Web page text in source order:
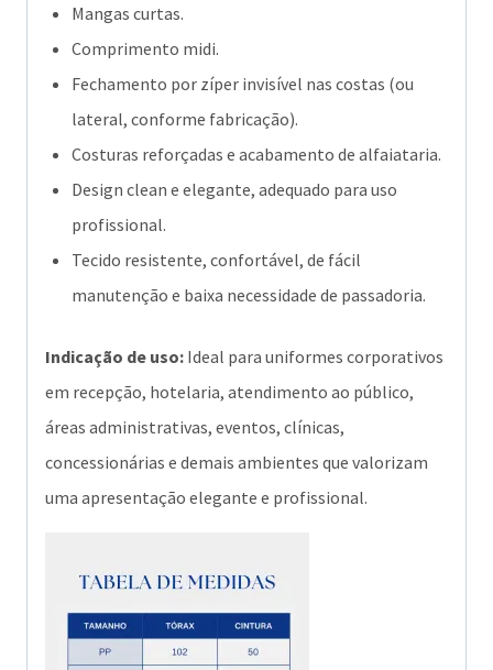
Mangas curtas.
Comprimento midi.
Fechamento por zíper invisível nas costas (ou
lateral, conforme fabricação).
Costuras reforçadas e acabamento de alfaiataria.
Design clean e elegante, adequado para uso
profissional.
Tecido resistente, confortável, de fácil
manutenção e baixa necessidade de passadoria.
Indicação de uso: Ideal para uniformes corporativos
em recepção, hotelaria, atendimento ao público,
áreas administrativas, eventos, clínicas,
concessionárias e demais ambientes que valorizam
uma apresentação elegante e profissional.